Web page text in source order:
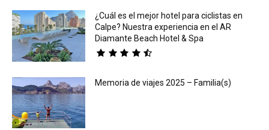
¿Cuál es el mejor hotel para ciclistas en
Calpe? Nuestra experiencia en el AR
Diamante Beach Hotel & Spa
Memoria de viajes 2025 – Familia(s)